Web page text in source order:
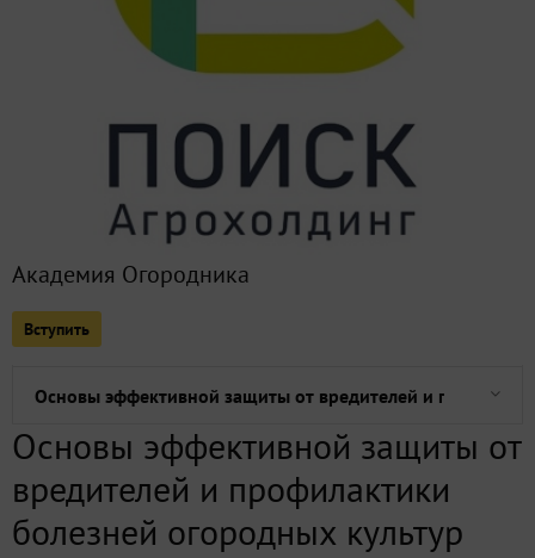
Академия Огородника
Вступить
Как поступать со слишком длинной плетью огурца в
Война с вредителями и профилактика болезней
Как пасынковать детерминантные томаты в теплице?
Домашнее задание №14: в добрый путь! Как мы
Основы эффективной защиты от вредителей и
Домашнее задание №13: как мы сажаем тыквенные в
Домашнее задание №1: выбор культур и сортов для
Основы эффективной защиты от
вредителей и профилактики
болезней огородных культур